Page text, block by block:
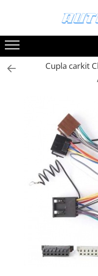
Montaj Sisteme Audio Auto
Accesorii interior
Odorizant Auto
Plase portbagaj
Tavite portbagaj auto
Pachete Audio
Accesorii Sisteme Audio
Inele boxe auto
Cupla carkit